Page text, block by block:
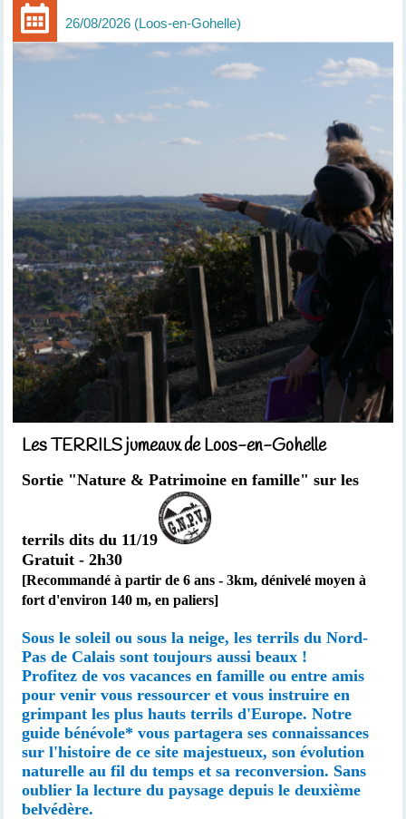
26/08/2026 Loos-en-Gohelle
Les TERRILS jumeaux de Loos-en-Gohelle
Sortie "Nature & Patrimoine en famille" sur les
terrils dits du 11/19
Gratuit - 2h30
[Recommandé à partir de 6 ans -3km,dénivelé moyen à
fort d'environ 140 m, en paliers]
Sous le soleil ou sous la neige, les terrils du Nord-
Pas de Calais sont toujours aussi beaux !
Profitez de vos vacances en famille ou entre amis
pour venir vous ressourcer et vous instruire en
grimpant les plus hauts terrils d'Europe. Notre
guide bénévole* vous partagera ses connaissances
sur l'histoire de ce site majestueux, son évolution
naturelle au fil du temps et sa reconversion. Sans
oublier la lecture du paysage depuis le deuxième
belvédère.